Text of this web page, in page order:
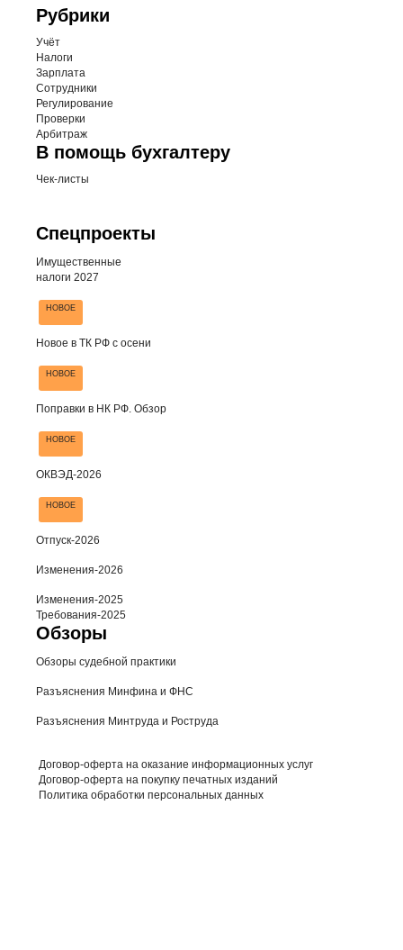
Рубрики
Учёт
Налоги
Зарплата
Сотрудники
Регулирование
Проверки
Арбитраж
В помощь бухгалтеру
Чек-листы
Спецпроекты
Имущественные
налоги 2027
НОВОЕ
Новое в ТК РФ с осени
НОВОЕ
Поправки в НК РФ. Обзор
НОВОЕ
ОКВЭД-2026
НОВОЕ
Отпуск-2026
Изменения-2026
Изменения-2025
Требования-2025
Обзоры
Обзоры судебной практики
Разъяснения Минфина и ФНС
Разъяснения Минтруда и Роструда
Договор-оферта на оказание информационных услуг
Договор-оферта на покупку печатных изданий
Политика обработки персональных данных